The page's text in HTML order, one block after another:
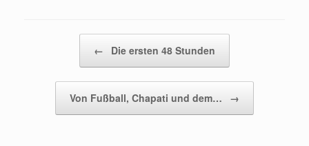
← Die ersten 48 Stunden
Von Fußball, Chapati und dem… →